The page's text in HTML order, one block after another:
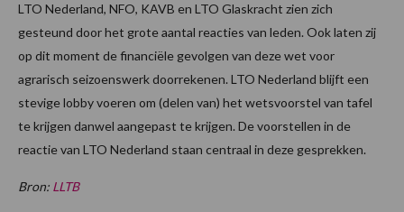
LTO Nederland, NFO, KAVB en LTO Glaskracht zien zich
gesteund door het grote aantal reacties van leden. Ook laten zij
op dit moment de financiële gevolgen van deze wet voor
agrarisch seizoenswerk doorrekenen. LTO Nederland blijft een
stevige lobby voeren om (delen van) het wetsvoorstel van tafel
te krijgen danwel aangepast te krijgen. De voorstellen in de
reactie van LTO Nederland staan centraal in deze gesprekken.
Bron: LLTB